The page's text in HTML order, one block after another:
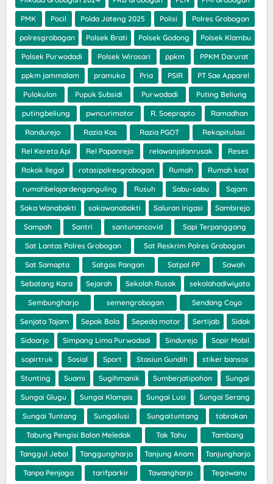
PMK Pocil Polda Jateng 2025 Polisi Polres Grobogan
polresgrobogan Polsek Brati Polsek Godong Polsek Klambu
Polsek Purwodadi Polsek Wirosari ppkm PPKM Darurat
ppkm jammalam pramuka Pria PSIR PT Sae Apparel
Pulokulon Pupuk Subsidi Purwodadi Puting Beliung
putingbeliung pwncurimotor R. Soeprapto Ramadhan
Randurejo Razia Kos Razia PGOT Rekapitulasi
Rel Kereta Api Rel Papanrejo relawanjalanrusak Reses
Rokok Ilegal rotasipolresgrobogan Rumah Rumah kost
rumahbelajardenganguling Rusuh Sabu-sabu Sajam
Saka Wanabakti sakawanabakti Saluran Irigasi Sambirejo
Sampah Santri santunancovid Sapi Terpanggang
Sat Lantas Polres Grobogan Sat Reskrim Polres Grobogan
Sat Samapta Satgas Pangan Satpol PP Sawah
Sebatang Kara Sejarah Sekolah Rusak sekolahadiwiyata
Sembungharjo semengrobogan Sendang Coyo
Senjata Tajam Sepak Bola Sepeda motor Sertijab Sidak
Sidoarjo Simpang Lima Purwodadi Sindurejo Sopir Mobil
sopirtruk Sosial Sport Stasiun Gundih stiker bansos
Stunting Suami Sugihmanik Sumberjatipohon Sungai
Sungai Glugu Sungai Klampis Sungai Lusi Sungai Serang
Sungai Tuntang Sungailusi Sungaituntang tabrakan
Tabung Pengisi Balon Meledak Tak Tahu Tambang
Tanggul Jebol Tanggungharjo Tanjung Anom Tanjungharjo
Tanpa Penjaga tarifparkir Tawangharjo Tegowanu